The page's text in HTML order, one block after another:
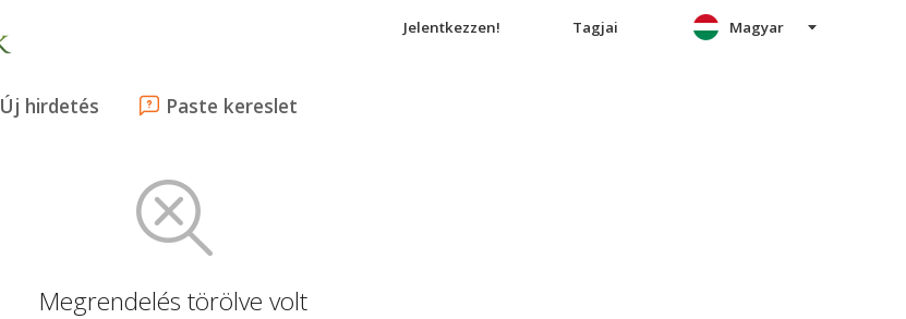
Jelentkezzen! Tagjai
Új hirdetés Paste kereslet
Magyar
Megrendelés törölve volt